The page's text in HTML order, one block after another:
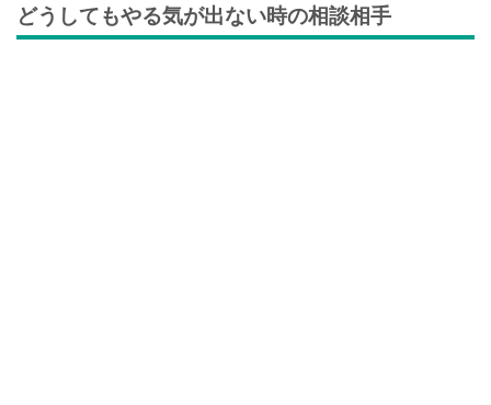
どうしてもやる気が出ない時の相談相手